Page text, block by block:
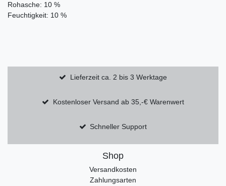
Rohasche: 10 %
Feuchtigkeit: 10 %
Lieferzeit ca. 2 bis 3 Werktage
Kostenloser Versand ab 35,-€ Warenwert
Schneller Support
Shop
Versandkosten
Zahlungsarten